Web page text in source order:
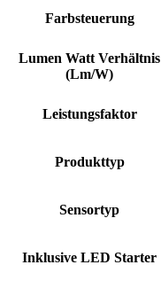
Farbsteuerung
Lumen Watt Verhältnis
(Lm/W)
Leistungsfaktor
Produkttyp
Sensortyp
Inklusive LED Starter